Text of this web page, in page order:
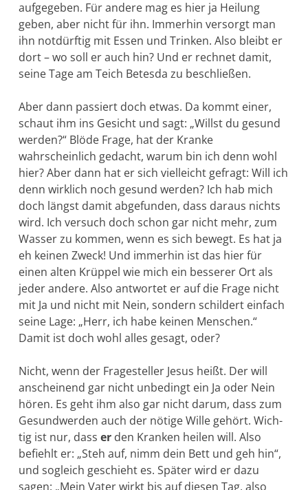
aufgegeben. Für andere mag es hier ja Heilung
geben, aber nicht für ihn. Immerhin versorgt man
ihn notdürftig mit Essen und Trinken. Also bleibt er
dort – wo soll er auch hin? Und er rechnet damit,
seine Tage am Teich Betesda zu beschließen.
Aber dann passiert doch etwas. Da kommt einer,
schaut ihm ins Gesicht und sagt: „Willst du gesund
werden?“ Blöde Frage, hat der Kranke
wahrscheinlich gedacht, warum bin ich denn wohl
hier? Aber dann hat er sich vielleicht gefragt: Will ich
denn wirklich noch ge­sund werden? Ich hab mich
doch längst damit abgefunden, dass daraus nichts
wird. Ich versuch doch schon gar nicht mehr, zum
Was­ser zu kommen, wenn es sich bewegt. Es hat ja
eh keinen Zweck! Und immerhin ist das hier für
einen alten Krüppel wie mich ein besserer Ort als
jeder andere. Also antwortet er auf die Frage nicht
mit Ja und nicht mit Nein, sondern schildert einfach
seine Lage: „Herr, ich habe keinen Menschen.“
Damit ist doch wohl alles gesagt, oder?
Nicht, wenn der Fragesteller Jesus heißt. Der will
anscheinend gar nicht unbedingt ein Ja oder Nein
hören. Es geht ihm also gar nicht darum, dass zum
Gesundwerden auch der nötige Wille gehört. Wich­
tig ist nur, dasser den Kranken heilen will. Also
befiehlt er: „Steh auf, nimm dein Bett und geh hin“,
und sogleich geschieht es. Später wird er dazu
sagen: „Mein Vater wirkt bis auf diesen Tag, also